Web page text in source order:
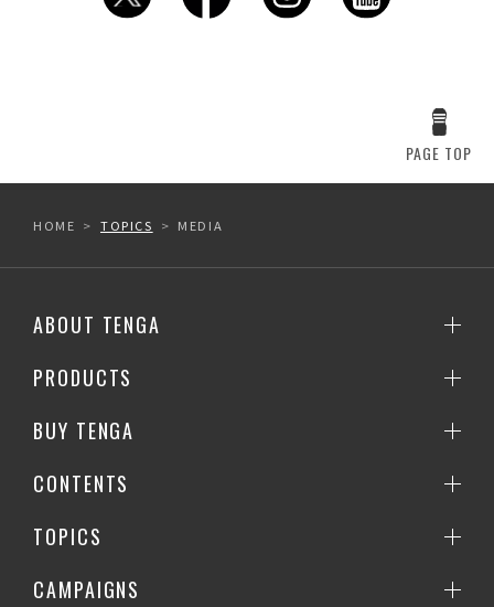
PAGE TOP
HOME TOPICS MEDIA
ABOUT TENGA
PRODUCTS
BUY TENGA
CONTENTS
TOPICS
CAMPAIGNS